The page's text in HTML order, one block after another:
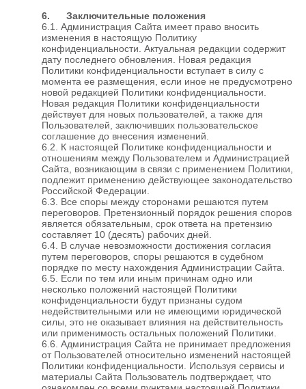
6. Заключительные положения
6.1. Администрация Сайта имеет право вносить
изменения в настоящую Политику
конфиденциальности. Актуальная редакции содержит
дату последнего обновления. Новая редакция
Политики конфиденциальности вступает в силу с
момента ее размещения, если иное не предусмотрено
новой редакцией Политики конфиденциальности.
Новая редакция Политики конфиденциальности
действует для новых пользователей, а также для
Пользователей, заключивших пользовательское
соглашение до внесения изменений.
6.2. К настоящей Политике конфиденциальности и
отношениям между Пользователем и Администрацией
Сайта, возникающим в связи с применением Политики,
подлежит применению действующее законодательство
Российской Федерации.
6.3. Все споры между сторонами решаются путем
переговоров. Претензионный порядок решения споров
является обязательным, срок ответа на претензию
составляет 10 (десять) рабочих дней.
6.4. В случае невозможности достижения согласия
путем переговоров, споры решаются в судебном
порядке по месту нахождения Администрации Сайта.
6.5. Если по тем или иным причинам одно или
несколько положений настоящей Политики
конфиденциальности будут признаны судом
недействительными или не имеющими юридической
силы, это не оказывает влияния на действительность
или применимость остальных положений Политики.
6.6. Администрация Сайта не принимает предложения
от Пользователей относительно изменений настоящей
Политики конфиденциальности. Используя сервисы и
материалы Сайта Пользователь подтверждает, что